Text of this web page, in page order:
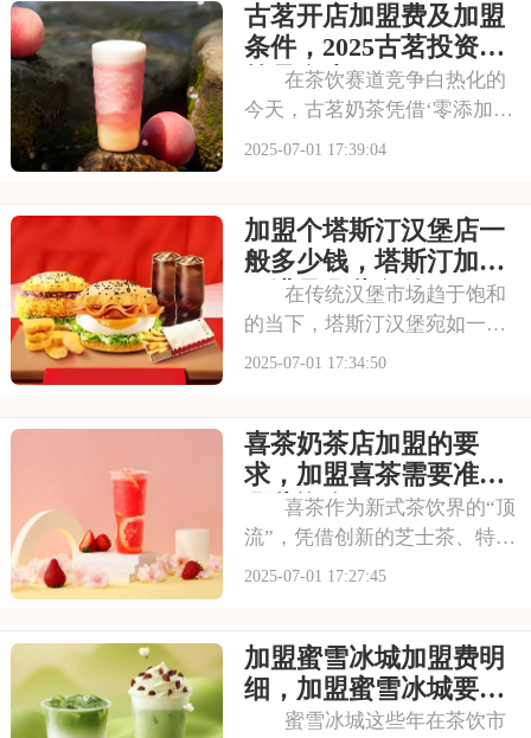
班族，都是蜜雪冰城的忠实粉
丝。那么，加盟蜜雪冰城的费
用究竟是多少呢？下面
古茗开店加盟费及加盟
条件，2025古茗投资预
算是多少
在茶饮赛道竞争白热化的
今天，古茗奶茶凭借‘零添加、
低糖健康’的差异化定位，深受
要多少钱？下面就来看看古茗
开店加盟费及加盟条件，2025
古茗投资预
2025-07-01 17:39:04
加盟个塔斯汀汉堡店一
般多少钱，塔斯汀加盟
要满足哪些条件
在传统汉堡市场趋于饱和
的当下，塔斯汀汉堡宛如一股
清流，以创新的姿态闯入大众
独特的商业模式所吸引，想要
借助塔斯汀的品牌力量开启自
己的创业之路。那么
2025-07-01 17:34:50
喜茶奶茶店加盟的要
求，加盟喜茶需要准备
哪些资金
喜茶作为新式茶饮界的“顶
流”，凭借创新的芝士茶、特色
果茶，还有时尚的门店设计，
多少钱？需要满足哪些条件？
以下是喜茶奶茶店加盟的要
求，加盟喜茶需要
2025-07-01 17:27:45
加盟蜜雪冰城加盟费明
细，加盟蜜雪冰城要多
少钱
蜜雪冰城这些年在茶饮市